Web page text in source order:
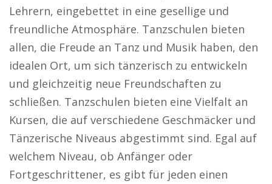
Lehrern, eingebettet in eine gesellige und
freundliche Atmosphäre. Tanzschulen bieten
allen, die Freude an Tanz und Musik haben, den
idealen Ort, um sich tänzerisch zu entwickeln
und gleichzeitig neue Freundschaften zu
schließen. Tanzschulen bieten eine Vielfalt an
Kursen, die auf verschiedene Geschmäcker und
Tänzerische Niveaus abgestimmt sind. Egal auf
welchem Niveau, ob Anfänger oder
Fortgeschrittener, es gibt für jeden einen